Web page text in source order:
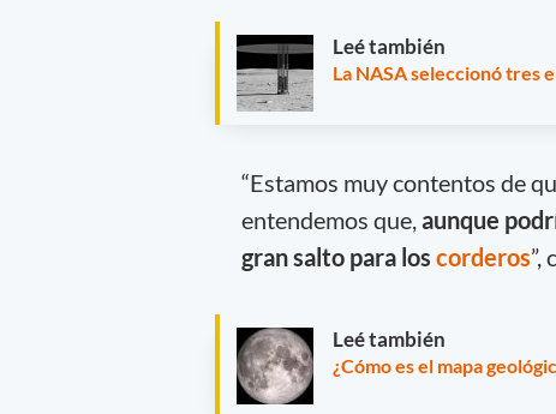
Leé también
La NASA seleccionó tres
“Estamos muy contentos de
entendemos que, aunque
gran salto para los corderos”,
Leé también
¿Cómo es el mapa